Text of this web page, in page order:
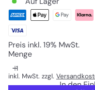
Preis inkl. 19% MwSt.
Menge
inkl. MwSt. zzgl.
In den